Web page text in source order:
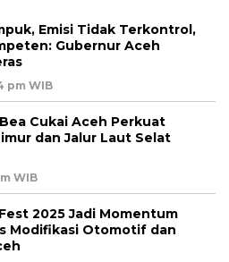
Emisi Tidak Terkontrol,
Gubernur Aceh
pm WIB
Cukai Aceh Perkuat
dan Jalur Laut Selat
WIB
2025 Jadi Momentum
Modifikasi Otomotif dan